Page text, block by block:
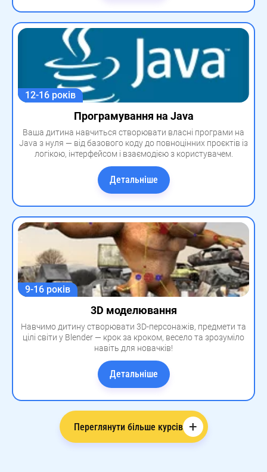
12-16 років
Програмування на Java
Ваша дитина навчиться створювати власні програми на
Java з нуля — від базового коду до повноцінних проєктів із
логікою, інтерфейсом і взаємодією з користувачем.
Детальніше
9-16 років
3D моделювання
Навчимо дитину створювати 3D-персонажів, предмети та
цілі світи у Blender — крок за кроком, весело та зрозуміло
навіть для новачків!
Детальніше
Переглянути більше курсів +